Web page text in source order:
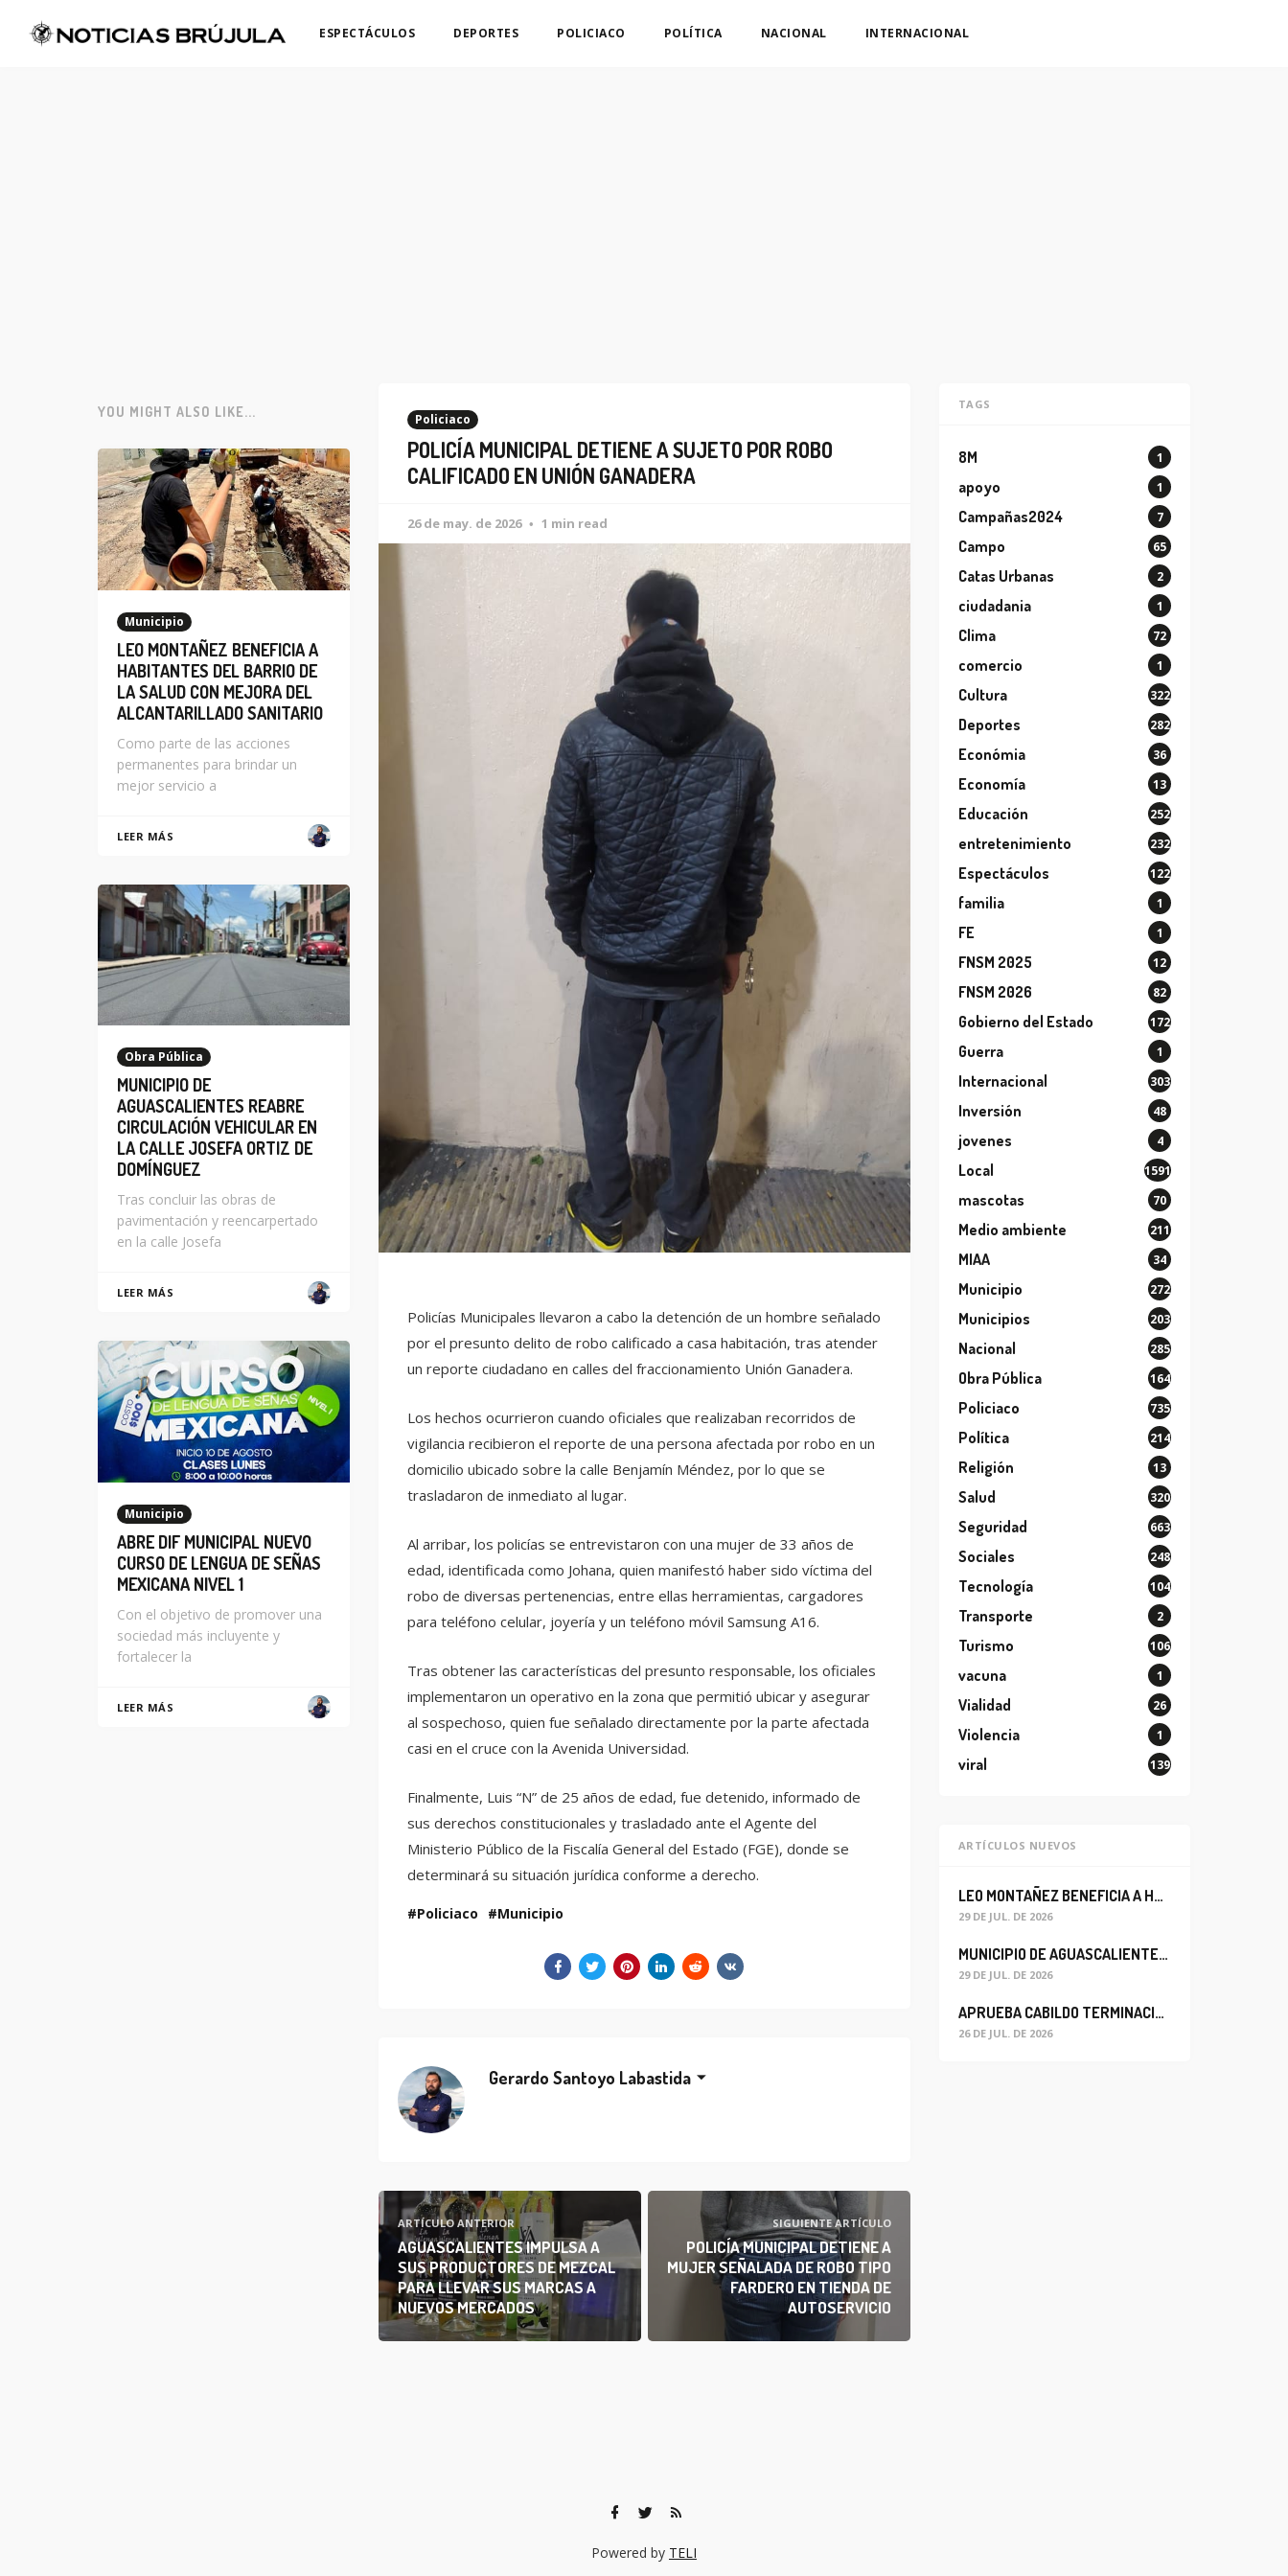
ESPECTÁCULOS DEPORTES POLICIACO POLÍTICA NACIONAL INTERNACIONAL
Policiaco
POLICÍA MUNICIPAL DETIENE A SUJETO POR ROBO
CALIFICADO EN UNIÓN GANADERA
26 de may. de 2026 1 min read
Policías Municipales llevaron a cabo la detención de un hombre señalado
por el presunto delito de robo calificado a casa habitación, tras atender
un reporte ciudadano en calles del fraccionamiento Unión Ganadera.
Los hechos ocurrieron cuando oficiales que realizaban recorridos de
vigilancia recibieron el reporte de una persona afectada por robo en un
domicilio ubicado sobre la calle Benjamín Méndez, por lo que se
trasladaron de inmediato al lugar.
Al arribar, los policías se entrevistaron con una mujer de 33 años de
edad, identificada como Johana, quien manifestó haber sido víctima del
robo de diversas pertenencias, entre ellas herramientas, cargadores
para teléfono celular, joyería y un teléfono móvil Samsung A16.
Tras obtener las características del presunto responsable, los oficiales
implementaron un operativo en la zona que permitió ubicar y asegurar
al sospechoso, quien fue señalado directamente por la parte afectada
casi en el cruce con la Avenida Universidad.
Finalmente, Luis “N” de 25 años de edad, fue detenido, informado de
sus derechos constitucionales y trasladado ante el Agente del
Ministerio Público de la Fiscalía General del Estado (FGE), donde se
determinará su situación jurídica conforme a derecho.
Policiaco Municipio
Gerardo Santoyo Labastida
ARTÍCULO ANTERIOR
AGUASCALIENTES IMPULSA A
SUS PRODUCTORES DE MEZCAL
PARA LLEVAR SUS MARCAS A
NUEVOS MERCADOS
SIGUIENTE ARTÍCULO
POLICÍA MUNICIPAL DETIENE A
MUJER SEÑALADA DE ROBO TIPO
FARDERO EN TIENDA DE
AUTOSERVICIO
YOU MIGHT ALSO LIKE...
Municipio
LEO MONTAÑEZ BENEFICIA A
HABITANTES DEL BARRIO DE
LA SALUD CON MEJORA DEL
ALCANTARILLADO SANITARIO
Como parte de las acciones
permanentes para brindar un
mejor servicio a
LEER MÁS
Obra Pública
MUNICIPIO DE
AGUASCALIENTES REABRE
CIRCULACIÓN VEHICULAR EN
LA CALLE JOSEFA ORTIZ DE
DOMÍNGUEZ
Tras concluir las obras de
pavimentación y reencarpertado
en la calle Josefa
LEER MÁS
Municipio
ABRE DIF MUNICIPAL NUEVO
CURSO DE LENGUA DE SEÑAS
MEXICANA NIVEL 1
Con el objetivo de promover una
sociedad más incluyente y
fortalecer la
LEER MÁS
TAGS
8M 1
apoyo 1
Campañas2024 7
Campo 65
Catas Urbanas 2
ciudadania 1
Clima 72
comercio 1
Cultura 322
Deportes 282
Económia 36
Economía 13
Educación 252
entretenimiento 232
Espectáculos 122
familia 1
FE 1
FNSM 2025 12
FNSM 2026 82
Gobierno del Estado 172
Guerra 1
Internacional 303
Inversión 48
jovenes 4
Local 1591
mascotas 70
Medio ambiente 211
MIAA 34
Municipio 272
Municipios 203
Nacional 285
Obra Pública 164
Policiaco 735
Política 214
Religión 13
Salud 320
Seguridad 663
Sociales 248
Tecnología 104
Transporte 2
Turismo 106
vacuna 1
Vialidad 26
Violencia 1
viral 139
ARTÍCULOS NUEVOS
LEO MONTAÑEZ BENEFICIA A HABITANTES DEL BARRIO DE LA SALUD CON MEJORA DEL ALCANTARILLADO SANITARIO
29 DE JUL. DE 2026
MUNICIPIO DE AGUASCALIENTES REABRE CIRCULACIÓN VEHICULAR EN LA CALLE JOSEFA ORTIZ DE DOMÍNGUEZ
29 DE JUL. DE 2026
APRUEBA CABILDO TERMINACIÓN ANTICIPADA DEL CONTRATO PARA EL PROYECTO DE MODERNIZACIÓN DEL SISTEMA DE ALUMBRADO
26 DE JUL. DE 2026
Powered by TELI